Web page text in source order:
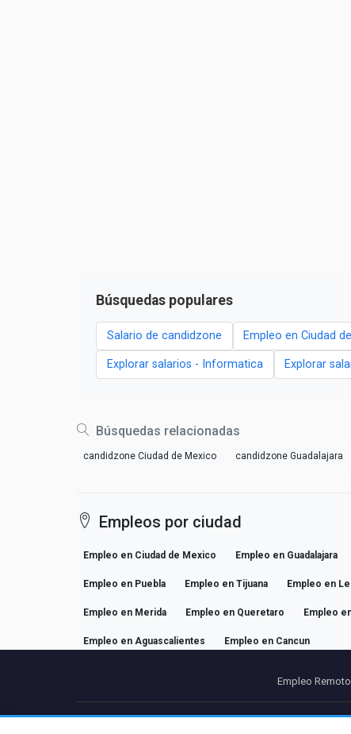
Búsquedas populares
Salario de candidzone Empleo en Ciudad
Explorar salarios - Informatica Explorar
Búsquedas relacionadas
candidzone Ciudad de Mexico candidzone Guadalajara
Empleos por ciudad
Empleo en Ciudad de Mexico Empleo en Guadalajara
Empleo en Puebla Empleo en Tijuana Empleo en
Empleo en Merida Empleo en Queretaro Empleo
Empleo en Aguascalientes Empleo en Cancun
Empleo
Partners